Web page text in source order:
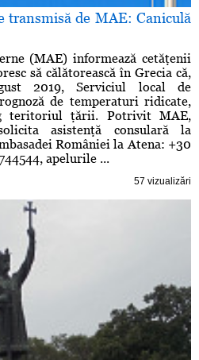
transmisă de MAE: Caniculă
(MAE) informează cetăţenii
să călătorească în Grecia că,
2019, Serviciul local de
de temperaturi ridicate,
teritoriul ţării. Potrivit MAE,
asistenţă consulară la
României la Atena: +30
apelurile ...
57 vizualizări